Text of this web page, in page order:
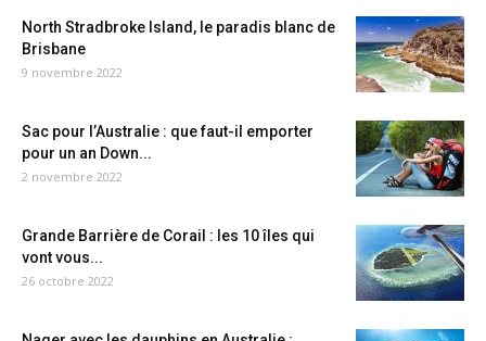
North Stradbroke Island, le paradis blanc de
Brisbane
9 novembre 2022
Sac pour l’Australie : que faut-il emporter
pour un an Down...
2 novembre 2022
Grande Barrière de Corail : les 10 îles qui
vont vous...
26 octobre 2022